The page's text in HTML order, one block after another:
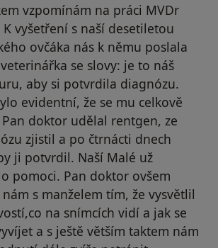
vzpomínám na práci MVDr
K vyšetření s naší desetiletou
ovčáka nás k němu poslala
se slovy: je to náš
aby si potvrdila diagnózu.
evidentní, že se mu celkově
doktor udělal rentgen, ze
zjistil a po čtrnácti dnech
ji potvrdil. Naší Malé už
pomoci. Pan doktor ovšem
s manželem tím, že vysvětlil
na snímcích vidí a jak se
a s ještě větším taktem nám